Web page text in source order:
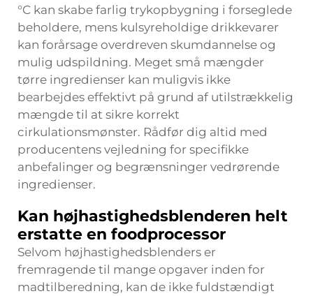
°C kan skabe farlig trykopbygning i forseglede
beholdere, mens kulsyreholdige drikkevarer
kan forårsage overdreven skumdannelse og
mulig udspildning. Meget små mængder
tørre ingredienser kan muligvis ikke
bearbejdes effektivt på grund af utilstrækkelig
mængde til at sikre korrekt
cirkulationsmønster. Rådfør dig altid med
producentens vejledning for specifikke
anbefalinger og begrænsninger vedrørende
ingredienser.
Kan højhastighedsblenderen helt
erstatte en foodprocessor
Selvom højhastighedsblenders er
fremragende til mange opgaver inden for
madtilberedning, kan de ikke fuldstændigt